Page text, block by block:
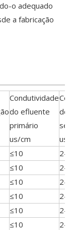
o adequado
a fabricação
Condutividade
do efluente
primário
us/cm
do
us/
≤10
2-3
≤10
2-3
≤10
2-3
≤10
2-3
≤10
2-3
≤10
2-3